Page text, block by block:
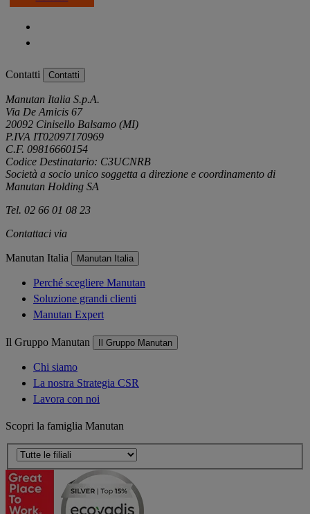
Contatti Contatti
Manutan Italia S.p.A.
Via De Amicis 67
20092 Cinisello Balsamo (MI)
P.IVA IT02097170969
C.F. 09816660154
Codice Destinatario: C3UCNRB
Società a socio unico soggetta a direzione e coordinamento di
Manutan Holding SA
Tel. 02 66 01 08 23
Contattaci via
Manutan Italia Manutan Italia
Perché scegliere Manutan
Soluzione grandi clienti
Manutan Expert
Il Gruppo Manutan Il Gruppo Manutan
Chi siamo
La nostra Strategia CSR
Lavora con noi
Scopri la famiglia Manutan